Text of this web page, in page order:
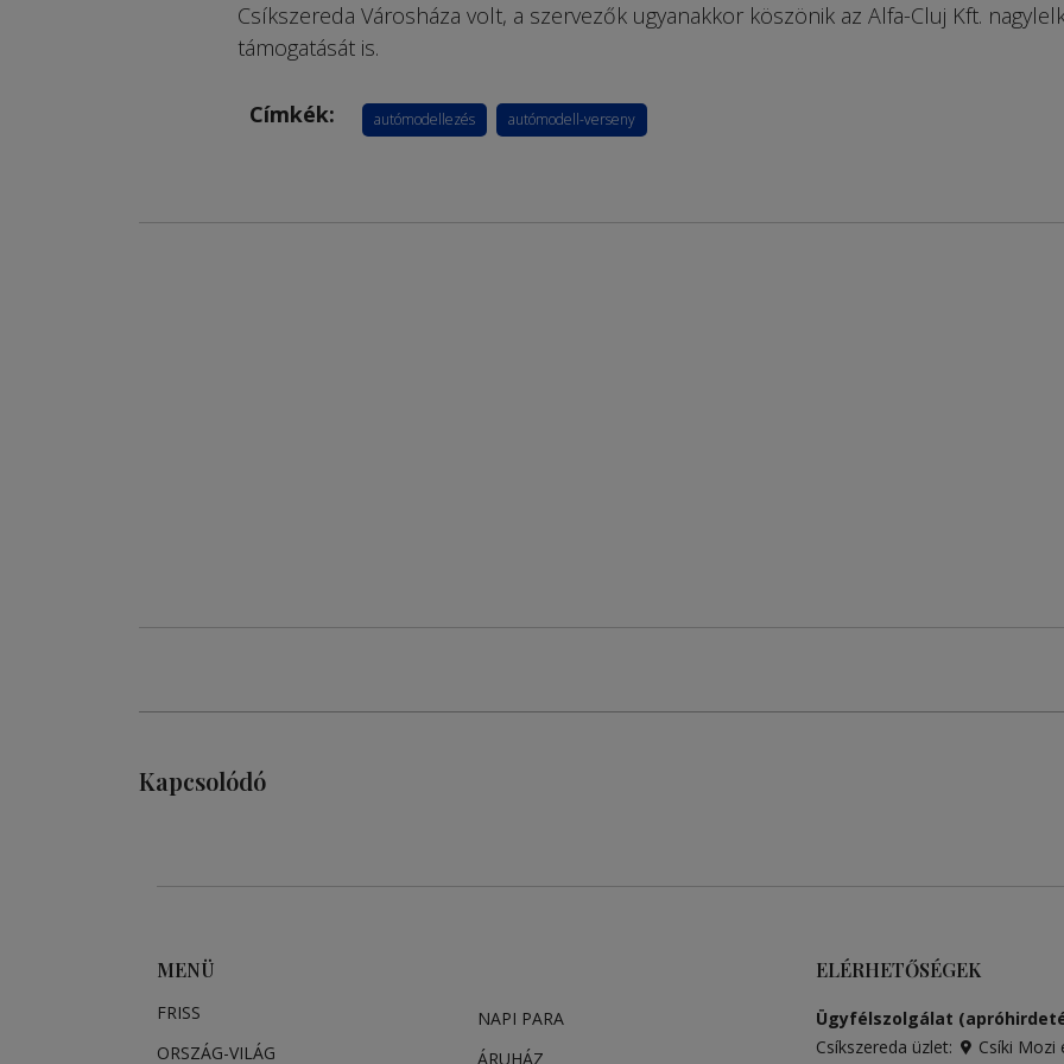
Csíkszereda Városháza volt, a szervezők ugyanakkor köszönik az Alfa-Cluj Kft.
támogatását is.
Címkék: autómodellezés autómodell-verseny
Kapcsolódó
MENÜ
FRISS
ORSZÁG-VILÁG
NAPI PARA
ÁRUHÁZ
ELÉRHETŐSÉGEK
Ügyfélszolgálat
Csíkszereda üzlet:
Csíki Mozi